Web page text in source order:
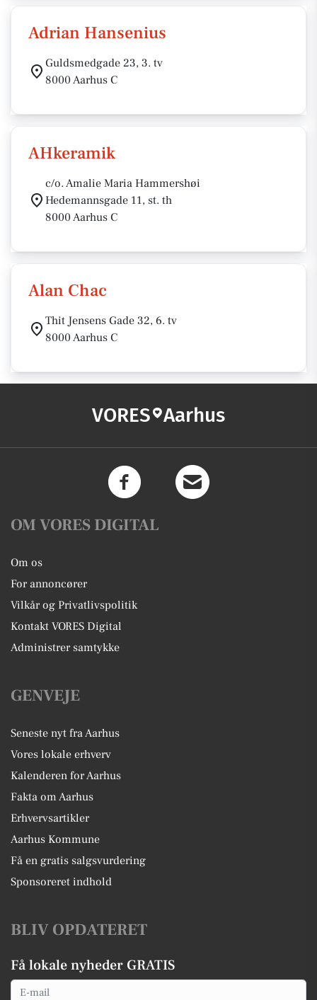
Adrian Hansenius
Guldsmedgade 23, 3. tv
8000 Aarhus C
AHkeramik
c/o. Amalie Maria Hammershøi
Hedemannsgade 11, st. th
8000 Aarhus C
Alan Chac
Thit Jensens Gade 32, 6. tv
8000 Aarhus C
VORES Aarhus
OM VORES DIGITAL
Om os
For annoncører
Vilkår og Privatlivspolitik
Kontakt VORES Digital
Administrer samtykke
GENVEJE
Seneste nyt fra Aarhus
Vores lokale erhverv
Kalenderen for Aarhus
Fakta om Aarhus
Erhvervsartikler
Aarhus Kommune
Få en gratis salgsvurdering
Sponsoreret indhold
BLIV OPDATERET
Få lokale nyheder GRATIS
Email